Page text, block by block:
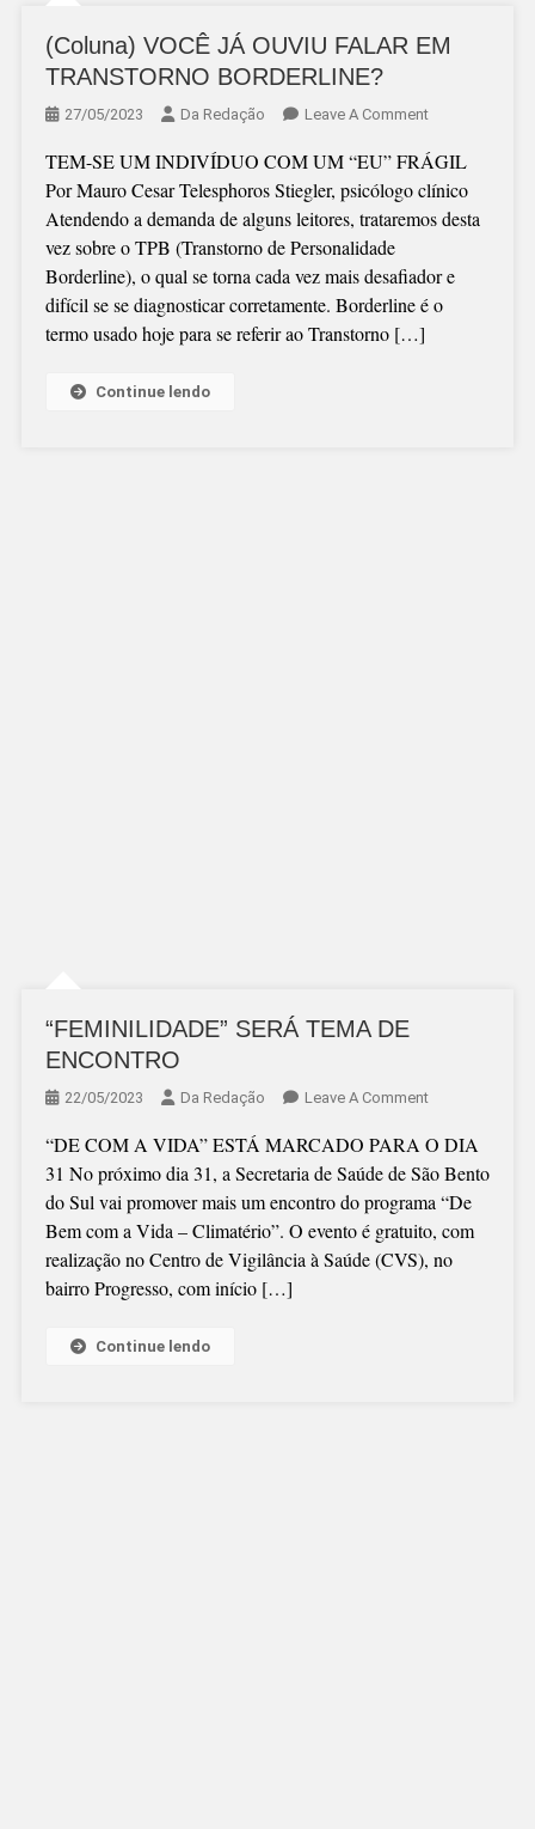
(Coluna) VOCÊ JÁ OUVIU FALAR EM
TRANSTORNO BORDERLINE?
27/05/2023 Da Redação Leave A CommentOn
VOCÊ
JÁ
OUVIU
EM
TRANSTORNO
TEM-SE UM INDIVÍDUO COM UM “EU” FRÁGIL
Por Mauro Cesar Telesphoros Stiegler, psicólogo clínico
Atendendo a demanda de alguns leitores, trataremos desta
vez sobre o TPB (Transtorno de Personalidade
Borderline), o qual se torna cada vez mais desafiador e
difícil se se diagnosticar corretamente. Borderline é o
termo usado hoje para se referir ao Transtorno […]
Continue lendo
“FEMINILIDADE” SERÁ TEMA DE
ENCONTRO
22/05/2023 Da Redação Leave A CommentOn
SERÁ
TEMA
DE
ENCONTRO
“DE COM A VIDA” ESTÁ MARCADO PARA O DIA
31 No próximo dia 31, a Secretaria de Saúde de São Bento
do Sul vai promover mais um encontro do programa “De
Bem com a Vida – Climatério”. O evento é gratuito, com
realização no Centro de Vigilância à Saúde (CVS), no
bairro Progresso, com início […]
Continue lendo